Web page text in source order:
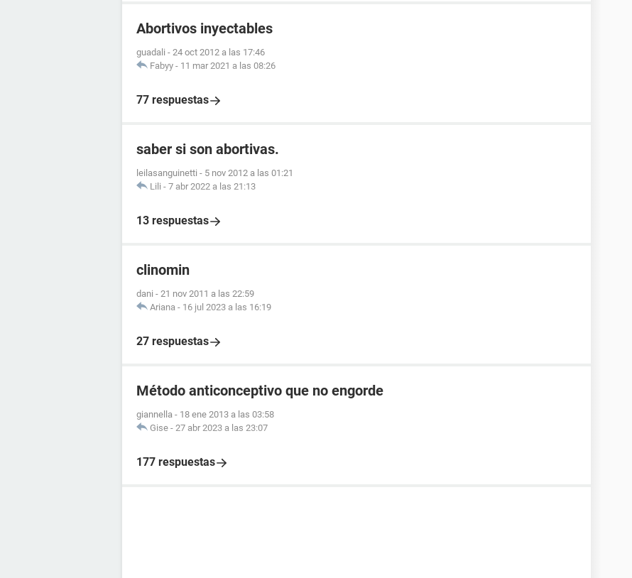
Abortivos inyectables
guadali - 24 oct 2012 a las 17:46
Fabyy - 11 mar 2021 a las 08:26
77 respuestas
saber si son abortivas.
leilasanguinetti - 5 nov 2012 a las 01:21
Lili - 7 abr 2022 a las 21:13
13 respuestas
clinomin
dani - 21 nov 2011 a las 22:59
Ariana - 16 jul 2023 a las 16:19
27 respuestas
Método anticonceptivo que no engorde
giannella - 18 ene 2013 a las 03:58
Gise - 27 abr 2023 a las 23:07
177 respuestas